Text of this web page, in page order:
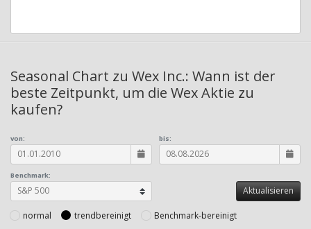
Seasonal Chart zu Wex Inc.: Wann ist der
beste Zeitpunkt, um die Wex Aktie zu
kaufen?
Benchmark:
von: bis:
normal trendbereinigt Benchmark-bereinigt